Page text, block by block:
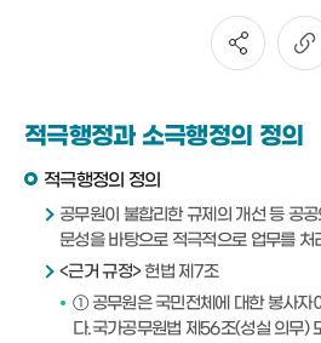
적극행정과 소극행정의 정의
적극행정의 정의
공무원이 불합리한 규제의 개선 등 공
문성을 바탕으로 적극적으로 업무를 처
<근거 규정>헌법 제7조
① 공무원은 국민전체에 대한 봉사자
다.국가공무원법 제56조(성실 의무)